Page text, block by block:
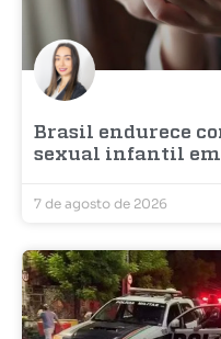
Brasil endurece
sexual infantil
7 de agosto de 2026